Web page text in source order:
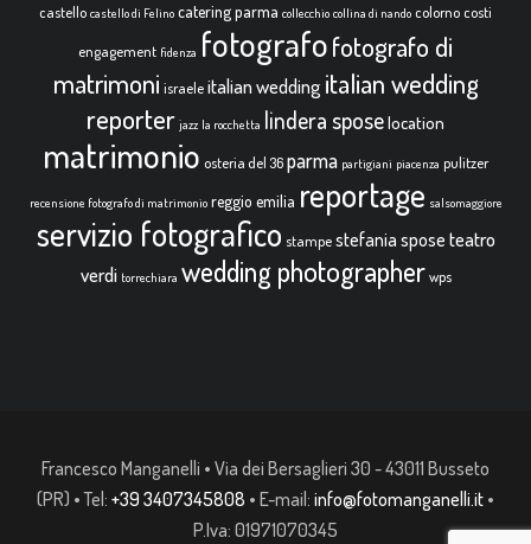
castello castello di Felino catering parma collecchio collina di nando colorno costi
engagement fidenza fotografofotografo di
matrimoni israele italian wedding italian wedding
reporter jazz la rocchetta lindera sposelocation
matrimonio osteria del 36parma partigiani piacenza pulitzer
recensione fotografo di matrimonio reggio emilia reportage salsomaggiore
servizio fotografico stampe stefania spose teatro
verdi torrechiara wedding photographer wps
Francesco Manganelli • Via dei Bersaglieri 30 - 43011 Busseto
(PR) • Tel: +39 3407345808 • E-mail: info@fotomanganelli.it •
P.Iva: 01971070345